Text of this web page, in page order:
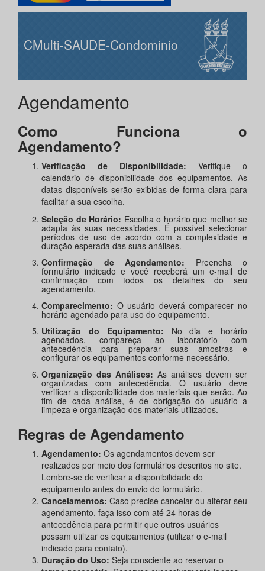
CMulti-SAUDE-Condominio
Agendamento
Como Funciona o
Agendamento?
Verificação de Disponibilidade: Verifique o
calendário de disponibilidade dos equipamentos. As
datas disponíveis serão exibidas de forma clara para
facilitar a sua escolha.
Seleção de Horário: Escolha o horário que melhor se
adapta às suas necessidades. É possível selecionar
períodos de uso de acordo com a complexidade e
duração esperada das suas análises.
Confirmação de Agendamento: Preencha o
formulário indicado e você receberá um e-mail de
confirmação com todos os detalhes do seu
agendamento.
Comparecimento: O usuário deverá comparecer no
horário agendado para uso do equipamento.
Utilização do Equipamento: No dia e horário
agendados, compareça ao laboratório com
antecedência para preparar suas amostras e
configurar os equipamentos conforme necessário.
Organização das Análises: As análises devem ser
organizadas com antecedência. O usuário deve
verificar a disponibilidade dos materiais que serão. Ao
fim de cada análise, é de obrigação do usuário a
limpeza e organização dos materiais utilizados.
Regras de Agendamento
Agendamento: Os agendamentos devem ser
realizados por meio dos formulários descritos no site.
Lembre-se de verificar a disponibilidade do
equipamento antes do envio do formulário.
Cancelamentos: Caso precise cancelar ou alterar seu
agendamento, faça isso com até 24 horas de
antecedência para permitir que outros usuários
possam utilizar os equipamentos (utilizar o e-mail
indicado para contato).
Duração do Uso: Seja consciente ao reservar o